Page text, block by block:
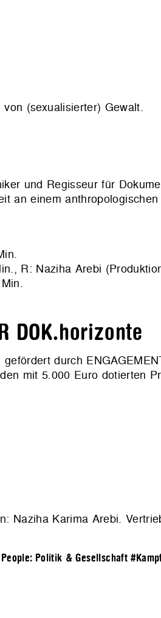
(sexualisierter) Gewalt.
und Regisseur für
an einem
R: Naziha Arebi
DOK.horizonte
durch
mit 5.000 Euro dotierten
Naziha Karima Arebi.
Politik & Gesellschaft